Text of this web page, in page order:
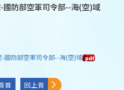
防部空軍司令部--海(空)域
國防部空軍司令部--海(空)域
首 回上頁